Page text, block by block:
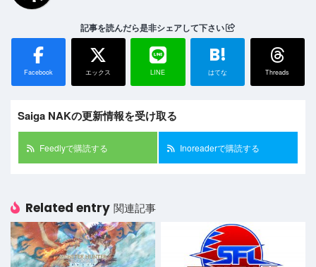
記事を読んだら是非シェアして下さい
Facebook エックス LINE
B!
はてな Threads
Saiga NAKの更新情報を受け取る
Feedlyで購読する Inoreaderで購読する
Related entry 関連記事